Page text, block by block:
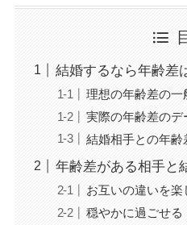
結婚するなら年齢差
理想の年齢差の一
実際の年齢差のデ
結婚相手との年齢
年齢差がある相手と
お互いの違いを楽
穏やかに過ごせる